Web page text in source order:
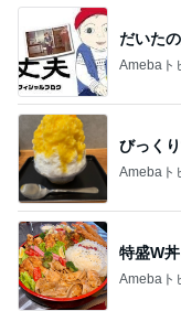
だいた
Amebaト
びっく
Amebaト
特盛W
Amebaト